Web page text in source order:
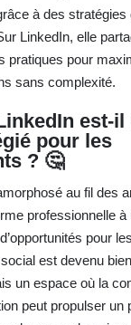
à des stratégies
LinkedIn, elle
pratiques pour
sans complexité.
est-il
pour les
? 🤔
au fil des
professionnelle
pour
est devenu
un espace où la
peut propulser un